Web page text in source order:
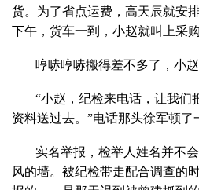
货。为了省点运费，高天辰就安
下午，货车一到，小赵就叫上采
哼哧哼哧搬得差不多了，小赵
“小赵，纪检来电话，让我们
资料送过去。”电话那头徐军顿了
实名举报，检举人姓名并不
风的墙。被纪检带走配合调查的